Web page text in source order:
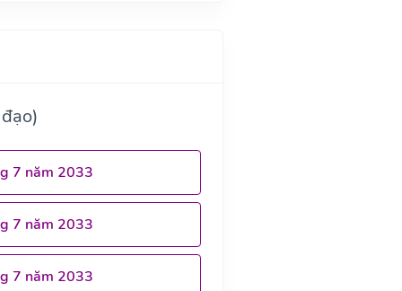
7 năm 2033
7 năm 2033
7 năm 2033